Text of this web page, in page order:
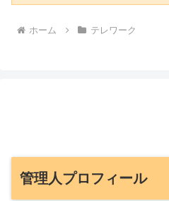
ホーム テレワーク
管理人プロフィール